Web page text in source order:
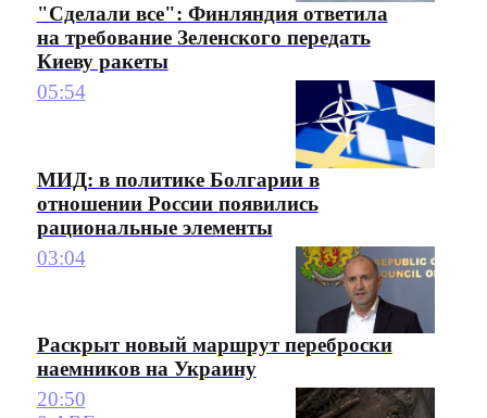
"Сделали все": Финляндия ответила
на требование Зеленского передать
Киеву ракеты
05:54
МИД: в политике Болгарии в
отношении России появились
рациональные элементы
03:04
Раскрыт новый маршрут переброски
наемников на Украину
20:50